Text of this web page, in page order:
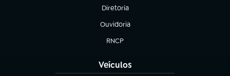
Diretoria
(abre em nova aba)
Ouvidoria
(abre em nova aba)
RNCP
(abre em nova aba)
Veículos